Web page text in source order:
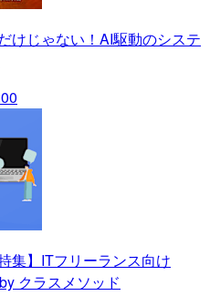
けじゃない！AI駆動のシステ
集】ITフリーランス向け
クラスメソッド